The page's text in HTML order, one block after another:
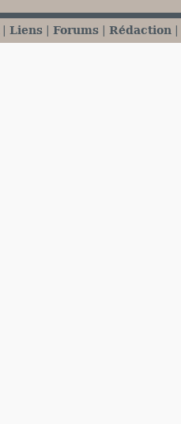
Liens Forums Rédaction